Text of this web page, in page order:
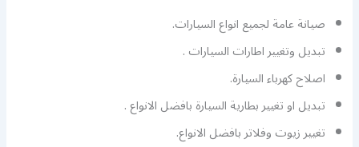
صيانة عامة لجميع انواع السيارات.
تبديل وتغيير اطارات السيارات .
اصلاح كهرباء السيارة.
تبديل او تغيير بطارية السيارة بافضل الانواع .
تغيير زيوت وفلاتر بافضل الانواع.